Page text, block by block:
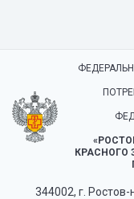
КРАСНОГО
344002, г.